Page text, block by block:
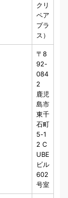
クリ
ペア
プラ
ス）
〒8
92-
084
2
鹿児
島市
東千
石町
5-1
2 C
UBE
ビル
602
号室